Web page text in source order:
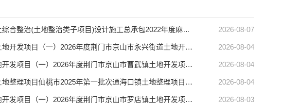
【麻城市中心】2022年度麻城市福田河镇全域国土综合整治(土地整治类子项目)设计施工总承包2022年度麻城市福田河镇全域国土综合整治(土地整治类子项目)设计施工总承包中标结果公告(标段编号HBMC-202606GT-001001001) 2026-08-07
【京山市中心】2026年度荆门市京山市永兴街道土地开发项目（一）2026年度荆门市京山市永兴街道土地开发项目（一）中标结果公告(标段编号HBJS-202607GT-006001001) 2026-08-04
【京山市中心】2026年度荆门市京山市曹武镇土地开发项目（一）2026年度荆门市京山市曹武镇土地开发项目（一）中标结果公告(标段编号HBJS-202607GT-004001001) 2026-08-04
【仙桃市中心】仙桃市2025年第一批次通海口镇土地整理项目仙桃市2025年第一批次通海口镇土地整理项目中标结果公告(标段编号HBXT-202604GT-004001001) 2026-08-04
【京山市中心】2026年度荆门市京山市罗店镇土地开发项目（一）2026年度荆门市京山市罗店镇土地开发项目（一）中标结果公告(标段编号HBJS-202607GT-005001001) 2026-08-03